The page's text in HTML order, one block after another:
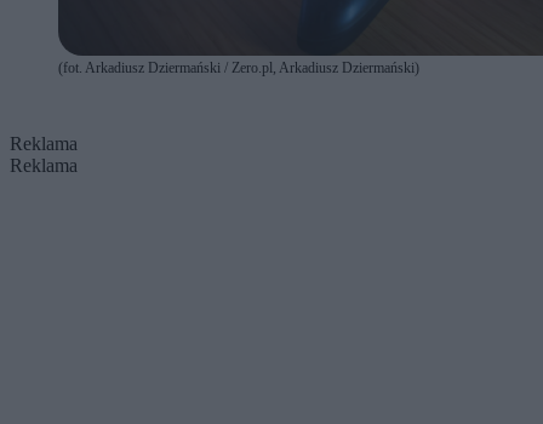
(fot. Arkadiusz Dziermański / Zero.pl, Arkadiusz Dziermański)
Reklama
Reklama